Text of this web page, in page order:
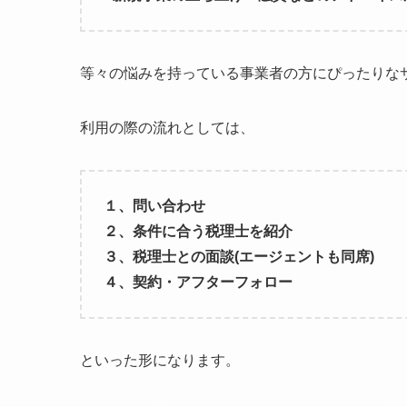
等々の悩みを持っている事業者の方にぴったりな
利用の際の流れとしては、
１、問い合わせ
２、条件に合う税理士を紹介
３、税理士との面談(エージェントも同席)
４、契約・アフターフォロー
といった形になります。